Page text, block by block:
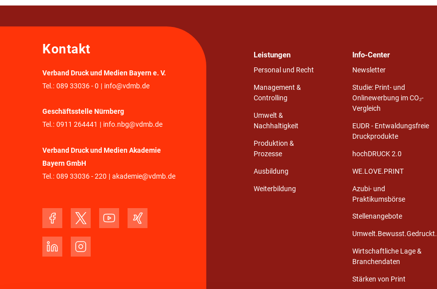
Kontakt
Verband Druck und Medien Bayern e. V.
Tel.: 089 33036 - 0 | info@vdmb.de
Geschäftsstelle Nürnberg
Tel.: 0911 264441 | info.nbg@vdmb.de
Verband Druck und Medien Akademie
Bayern GmbH
Tel.: 089 33036 - 220 | akademie@vdmb.de
Leistungen
Personal und Recht
Management &
Controlling
Umwelt &
Nachhaltigkeit
Produktion &
Prozesse
Ausbildung
Weiterbildung
Info-Center
Newsletter
Studie: Print- und
Onlinewerbung im CO₂-
Vergleich
EUDR - Entwaldungsfreie
Druckprodukte
hochDRUCK 2.0
WE.LOVE.PRINT
Azubi- und
Praktikumsbörse
Stellenangebote
Umwelt.Bewusst.Gedruckt.
Wirtschaftliche Lage &
Branchendaten
Stärken von Print